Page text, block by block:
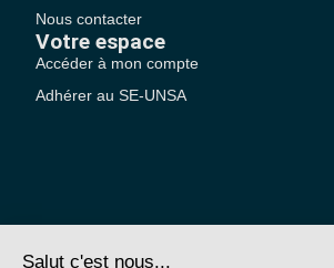
Nous contacter
Votre espace
Accéder à mon compte
Adhérer au SE-UNSA